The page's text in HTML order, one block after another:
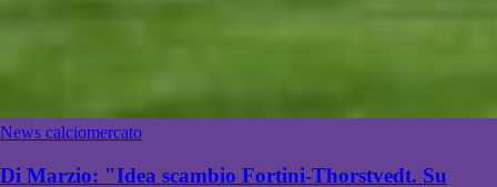
News calciomercato
Di Marzio: "Idea scambio Fortini-Thorstvedt. Su